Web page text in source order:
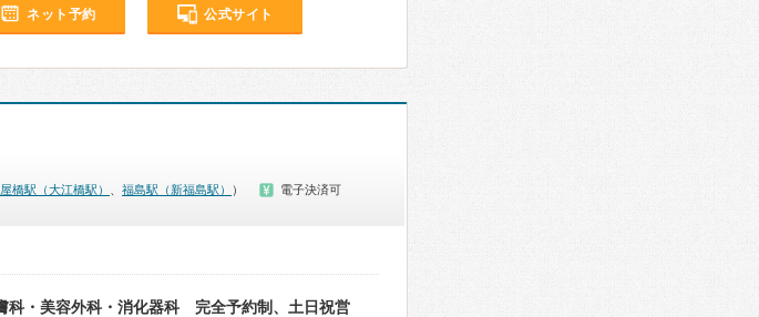
ネット予約 公式サイト
橋駅（大江橋駅） 福島駅（新福島駅） ）
電子決済可
科・美容外科・消化器科 完全予約制、土日祝営